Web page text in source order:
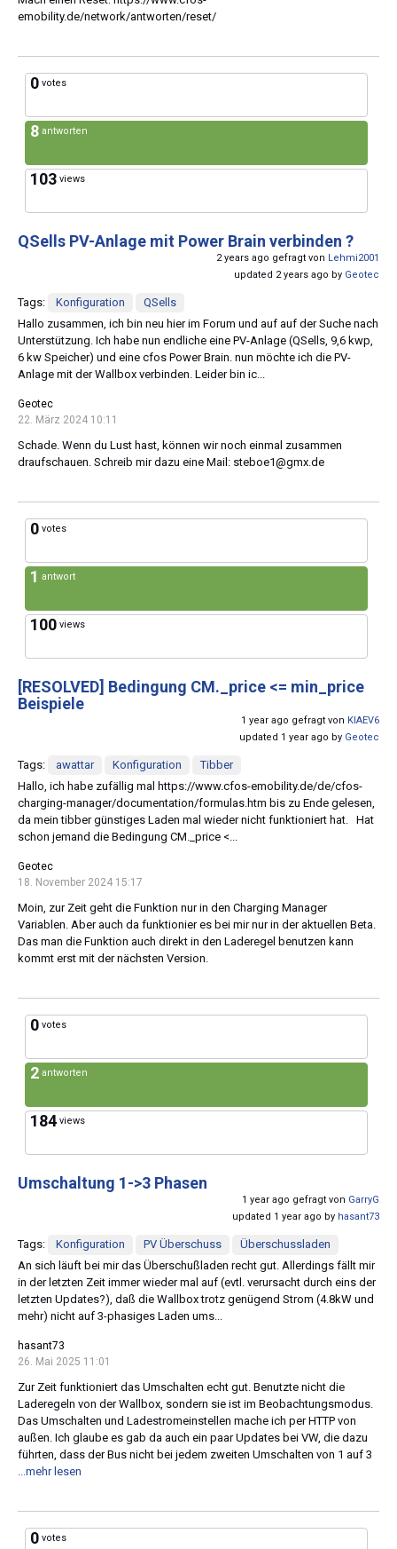
emobility.de/network/antworten/reset/
0 votes
8 antworten
103 views
QSells PV-Anlage mit Power Brain verbinden ?
2 years ago gefragt von Lehmi2001
updated 2 years ago by Geotec
Tags: Konfiguration
QSells
Hallo zusammen, ich bin neu hier im Forum und auf auf der Suche nach
Unterstützung. Ich habe nun endliche eine PV-Anlage (QSells, 9,6 kwp,
6 kw Speicher) und eine cfos Power Brain. nun möchte ich die PV-
Anlage mit der Wallbox verbinden. Leider bin ic...
Geotec
22. März 2024 10:11
Schade. Wenn du Lust hast, können wir noch einmal zusammen
draufschauen. Schreib mir dazu eine Mail: steboe1@gmx.de
0 votes
1 antwort
100 views
[RESOLVED] Bedingung CM._price <= min_price
Beispiele
1 year ago gefragt von KIAEV6
updated 1 year ago by Geotec
Tags: awattar Konfiguration
Tibber
Hallo, ich habe zufällig mal https://www.cfos-emobility.de/de/cfos-
charging-manager/documentation/formulas.htm bis zu Ende gelesen,
da mein tibber günstiges Laden mal wieder nicht funktioniert hat. Hat
schon jemand die Bedingung CM._price <...
Geotec
18. November 2024 15:17
Moin, zur Zeit geht die Funktion nur in den Charging Manager
Variablen. Aber auch da funktionier es bei mir nur in der aktuellen Beta.
Das man die Funktion auch direkt in den Laderegel benutzen kann
kommt erst mit der nächsten Version.
0 votes
2 antworten
184 views
Umschaltung 1->3 Phasen
1 year ago gefragt von GarryG
updated 1 year ago by hasant73
Tags: Konfiguration PV Überschuss
Überschussladen
An sich läuft bei mir das Überschußladen recht gut. Allerdings fällt mir
in der letzten Zeit immer wieder mal auf (evtl. verursacht durch eins der
letzten Updates?), daß die Wallbox trotz genügend Strom (4.8kW und
mehr) nicht auf 3-phasiges Laden ums...
hasant73
26. Mai 2025 11:01
Zur Zeit funktioniert das Umschalten echt gut. Benutzte nicht die
Laderegeln von der Wallbox, sondern sie ist im Beobachtungsmodus.
Das Umschalten und Ladestromeinstellen mache ich per HTTP von
außen. Ich glaube es gab da auch ein paar Updates bei VW, die dazu
führten, dass der Bus nicht bei jedem zweiten Umschalten von 1 auf 3
...mehr lesen
0 votes